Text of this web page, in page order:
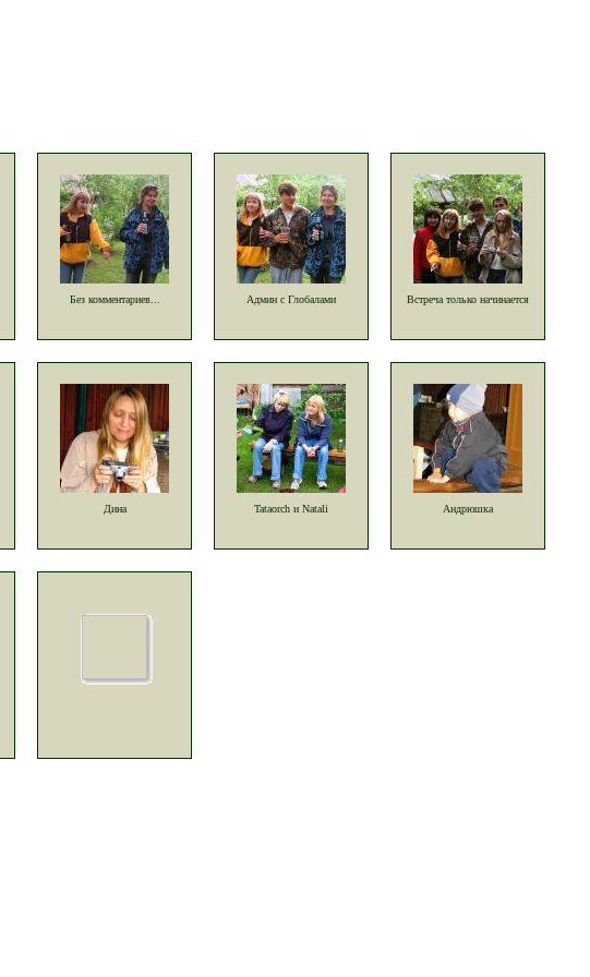
Без комментариев... Админ с Глобалами Встреча только начинается
Дина Tataorch и Natali Андрюшка